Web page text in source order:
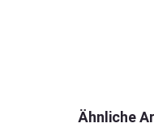
Ähnliche